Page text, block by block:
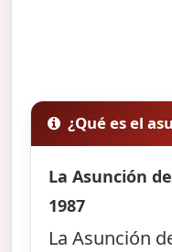
¿Qué es el
La Asunción
1987
La Asunción